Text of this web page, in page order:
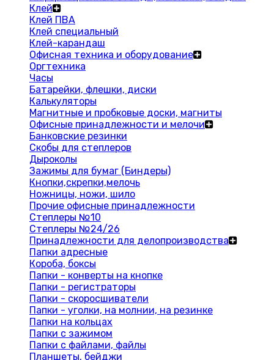
Клей
Клей ПВА
Клей специальный
Клей-карандаш
Офисная техника и оборудование
Оргтехника
Часы
Батарейки, флешки, диски
Калькуляторы
Магнитные и пробковые доски, магниты
Офисные принадлежности и мелочи
Банковские резинки
Скобы для степлеров
Дыроколы
Зажимы для бумаг (Биндеры)
Кнопки,скрепки,мелочь
Ножницы, ножи, шило
Прочие офисные принадлежности
Степлеры №10
Степлеры №24/26
Принадлежности для делопроизводства
Папки адресные
Короба, боксы
Папки - конверты на кнопке
Папки - регистраторы
Папки - скоросшиватели
Папки - уголки, на молнии, на резинке
Папки на кольцах
Папки с зажимом
Папки с файлами, файлы
Планшеты, бейджи